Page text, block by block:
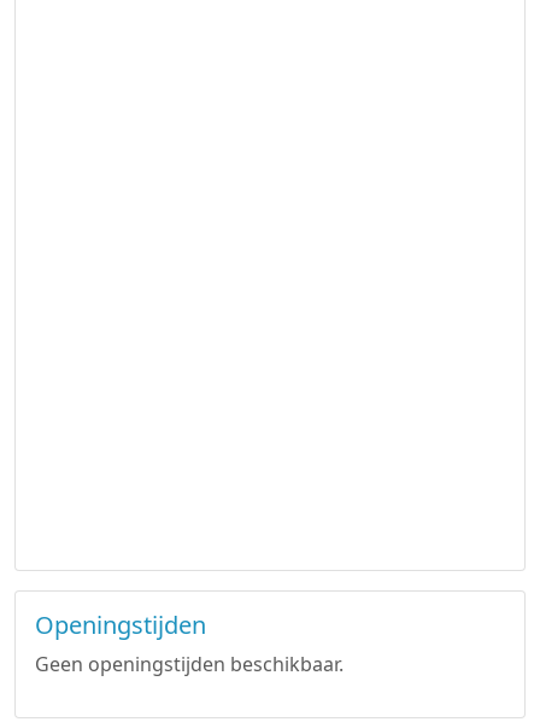
Openingstijden
Geen openingstijden beschikbaar.